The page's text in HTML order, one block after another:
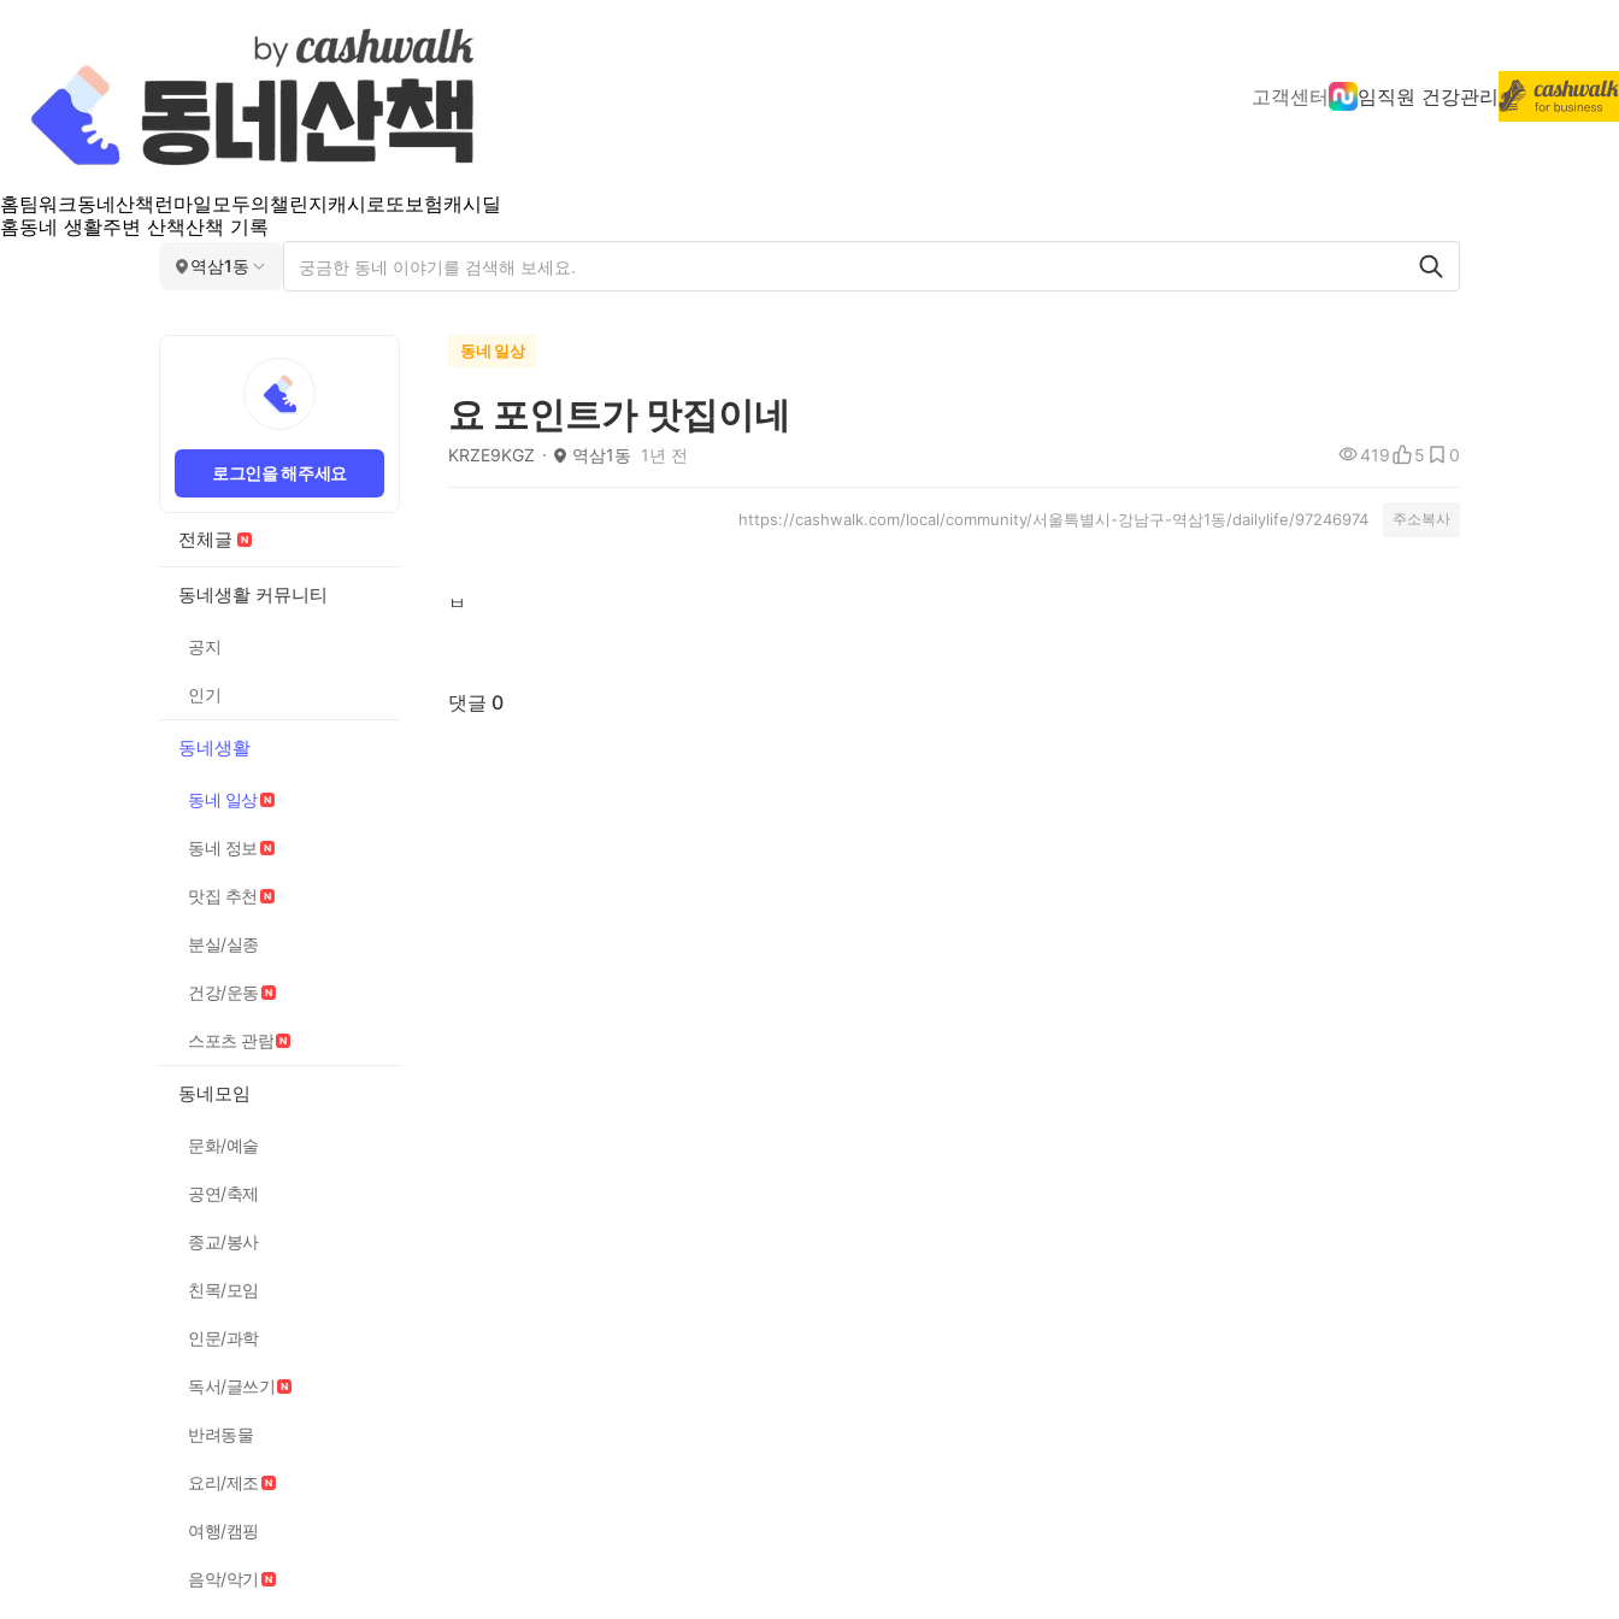
고객센터 임직원 건강관리
홈팀워크동네산책 런마일모두의챌린지캐시로또보험캐시딜
홈동네 생활주변 산책산책 기록
역삼1동
로그인을 해주세요
전체글
동네생활 커뮤니티
공지
인기
동네생활
동네 일상
동네 정보
맛집 추천
분실/실종
건강/운동
스포츠 관람
동네모임
문화/예술
공연/축제
종교/봉사
친목/모임
인문/과학
독서/글쓰기
반려동물
요리/제조
여행/캠핑
음악/악기
동네 일상
요 포인트가 맛집이네
KRZE9KGZ 역삼1동 1년 전 419 5 0
https://cashwalk.com/local/community/서울특별시-강남구-역삼1동/dailylife/97246974 주소복사
ㅂ
댓글 0